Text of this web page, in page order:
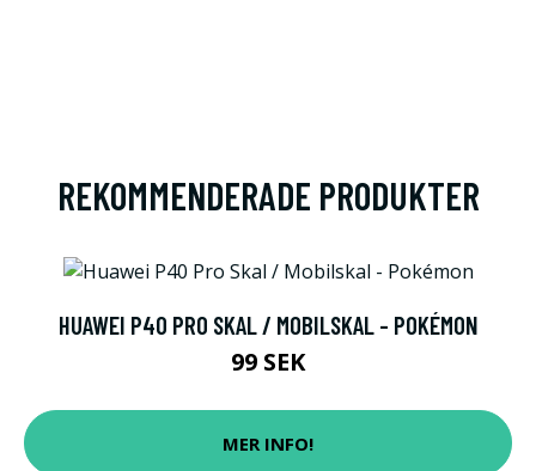
REKOMMENDERADE PRODUKTER
HUAWEI P40 PRO SKAL / MOBILSKAL - POKÉMON
99 SEK
MER INFO!